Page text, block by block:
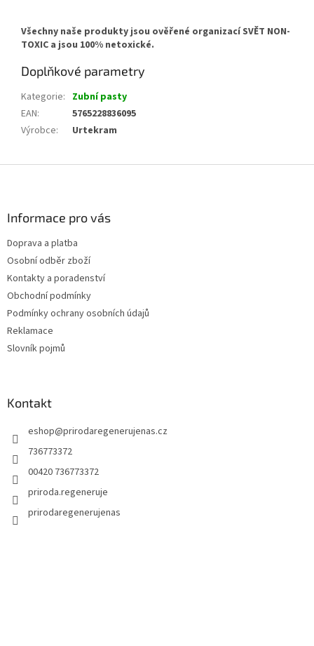
Všechny naše produkty jsou ověřené organizací SVĚT NON-
TOXIC a jsou 100% netoxické.
Doplňkové parametry
Kategorie: Zubní pasty
EAN:
5765228836095
Výrobce: Urtekram
Informace pro vás
Doprava a platba
Osobní odběr zboží
Kontakty a poradenství
Obchodní podmínky
Podmínky ochrany osobních údajů
Reklamace
Slovník pojmů
Kontakt
eshop@prirodaregenerujenas.cz
736773372
00420 736773372
priroda.regeneruje
prirodaregenerujenas